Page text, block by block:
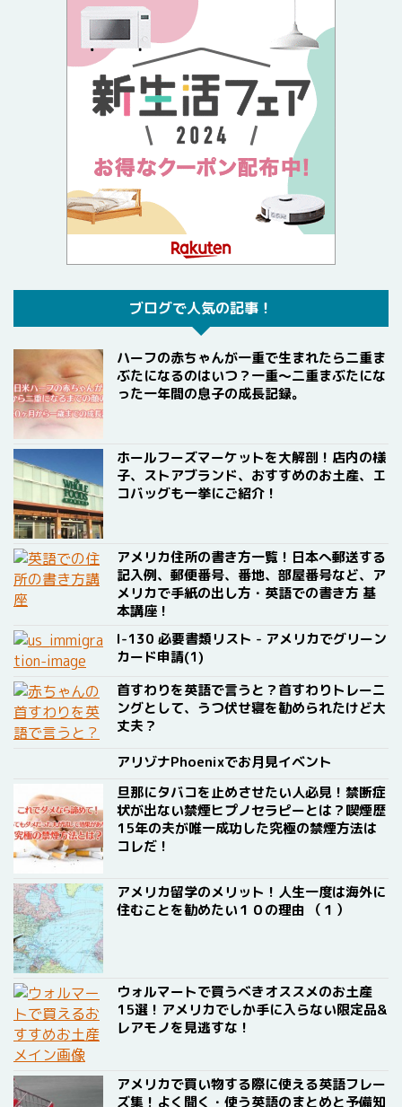
ブログで人気の記事！
ハーフの赤ちゃんが一重で生まれたら二重ま
ぶたになるのはいつ？一重〜二重まぶたにな
った一年間の息子の成長記録。
ホールフーズマーケットを大解剖！店内の様
子、ストアブランド、おすすめのお土産、エ
コバッグも一挙にご紹介！
アメリカ住所の書き方一覧！日本へ郵送する
記入例、郵便番号、番地、部屋番号など、ア
メリカで手紙の出し方・英語での書き方 基
本講座！
I-130 必要書類リスト - アメリカでグリーン
カード申請(1)
首すわりを英語で言うと？首すわりトレーニ
ングとして、うつ伏せ寝を勧められたけど大
丈夫？
アリゾナPhoenixでお月見イベント
旦那にタバコを止めさせたい人必見！禁断症
状が出ない禁煙ヒプノセラピーとは？喫煙歴
15年の夫が唯一成功した究極の禁煙方法は
コレだ！
アメリカ留学のメリット！人生一度は海外に
住むことを勧めたい１０の理由 （１）
ウォルマートで買うべきオススメのお土産
15選！アメリカでしか手に入らない限定品&
レアモノを見逃すな！
アメリカで買い物する際に使える英語フレー
ズ集！よく聞く・使う英語のまとめと予備知